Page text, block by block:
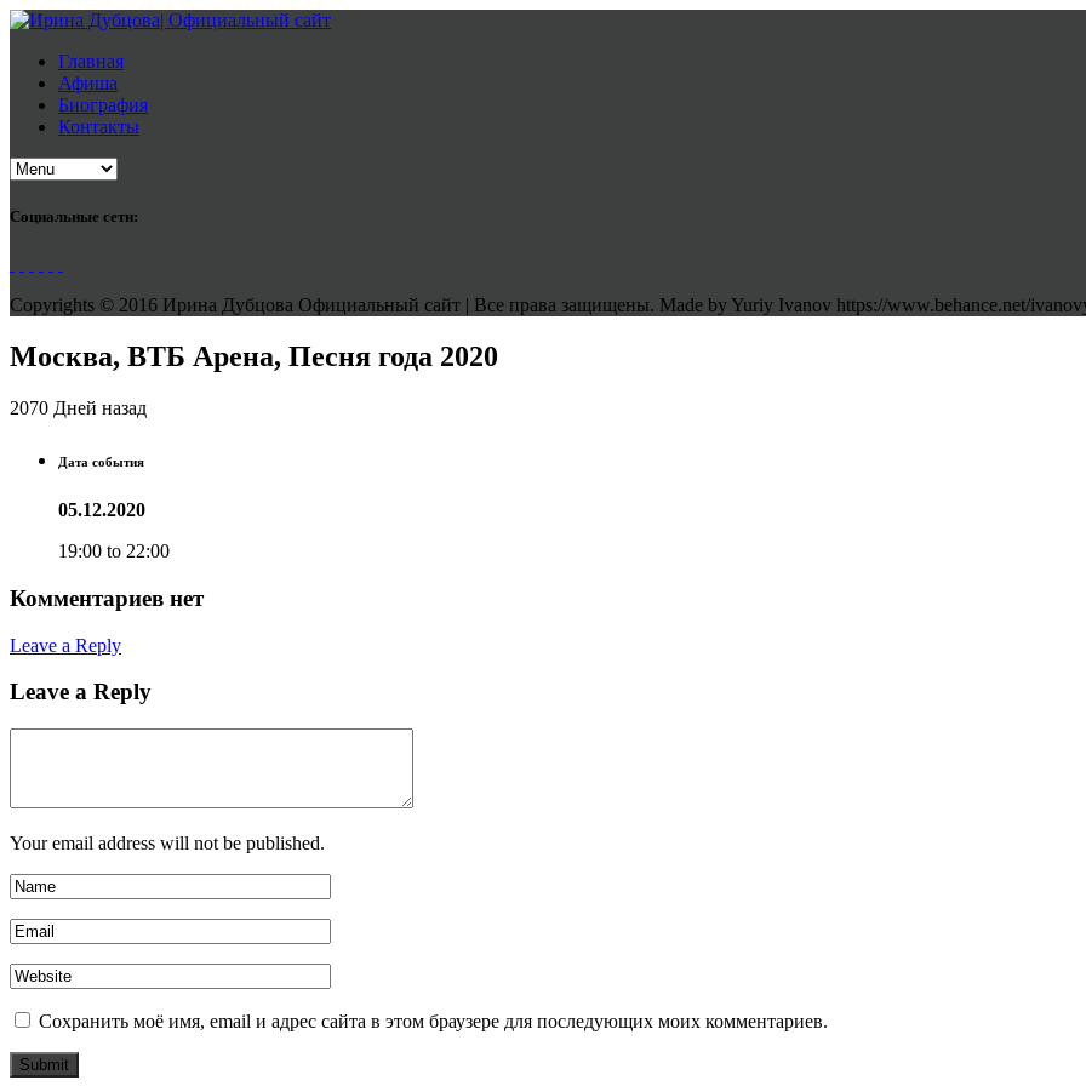
Главная
Афиша
Биография
Контакты
Социальные сети:
Copyrights © 2016 Ирина Дубцова Официальный сайт | Все права защищены. Made by Yuriy Ivanov https://www.behance.net/
Москва, ВТБ Арена, Песня года 2020
2070 Дней назад
Дата события
05.12.2020
19:00 to 22:00
Комментариев нет
Leave a Reply
Leave a Reply
Your email address will not be published.
Сохранить моё имя, email и адрес сайта в этом браузере для последующих моих комментариев.